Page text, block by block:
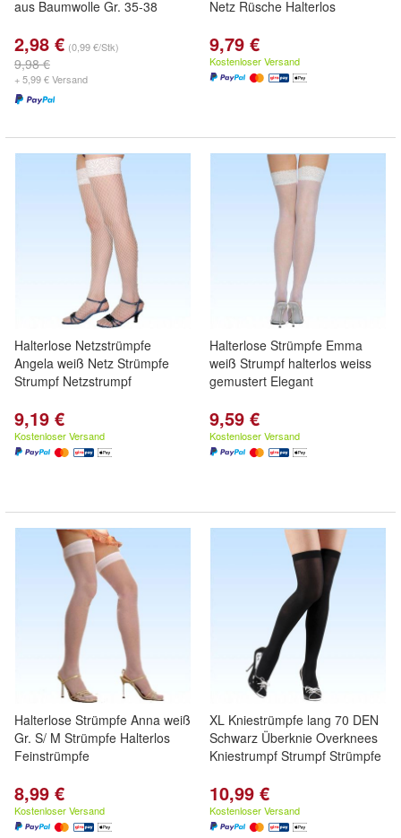
aus Baumwolle Gr. 35-38
2,98 € (0,99 €/Stk)
9,98 €
+ 5,99 € Versand
Netz Rüsche Halterlos
9,79 €
Kostenloser Versand
Halterlose Netzstrümpfe
Angela weiß Netz Strümpfe
Strumpf Netzstrumpf
9,19 €
Kostenloser Versand
Halterlose Strümpfe Emma
weiß Strumpf halterlos weiss
gemustert Elegant
9,59 €
Kostenloser Versand
Halterlose Strümpfe Anna weiß
Gr. S/ M Strümpfe Halterlos
Feinstrümpfe
8,99 €
Kostenloser Versand
XL Kniestrümpfe lang 70 DEN
Schwarz Überknie Overknees
Kniestrumpf Strumpf Strümpfe
10,99 €
Kostenloser Versand